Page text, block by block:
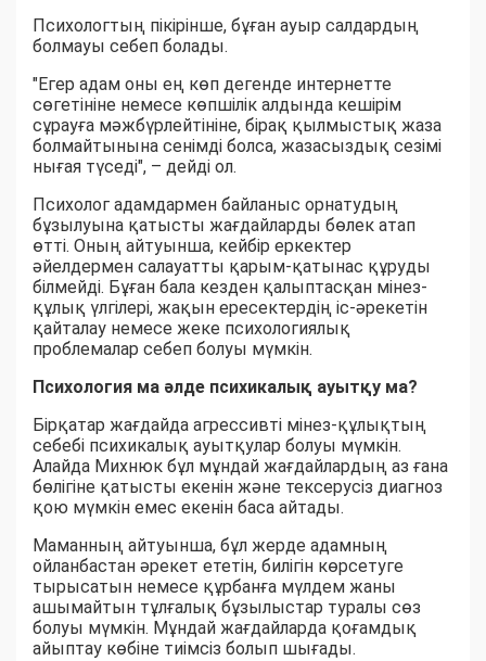
Психологтың пікірінше, бұған ауыр салдардың
болмауы себеп болады.
"Егер адам оны ең көп дегенде интернетте
сөгетініне немесе көпшілік алдында кешірім
сұрауға мәжбүрлейтініне, бірақ қылмыстық жаза
болмайтынына сенімді болса, жазасыздық сезімі
нығая түседі", – дейді ол.
Психолог адамдармен байланыс орнатудың
бұзылуына қатысты жағдайларды бөлек атап
өтті. Оның айтуынша, кейбір еркектер
әйелдермен салауатты қарым-қатынас құруды
білмейді. Бұған бала кезден қалыптасқан мінез-
құлық үлгілері, жақын ересектердің іс-әрекетін
қайталау немесе жеке психологиялық
проблемалар себеп болуы мүмкін.
Психология ма әлде психикалық ауытқу ма?
Бірқатар жағдайда агрессивті мінез-құлықтың
себебі психикалық ауытқулар болуы мүмкін.
Алайда Михнюк бұл мұндай жағдайлардың аз ғана
бөлігіне қатысты екенін және тексерусіз диагноз
қою мүмкін емес екенін баса айтады.
Маманның айтуынша, бұл жерде адамның
ойланбастан әрекет ететін, билігін көрсетуге
тырысатын немесе құрбанға мүлдем жаны
ашымайтын тұлғалық бұзылыстар туралы сөз
болуы мүмкін. Мұндай жағдайларда қоғамдық
айыптау көбіне тиімсіз болып шығады.